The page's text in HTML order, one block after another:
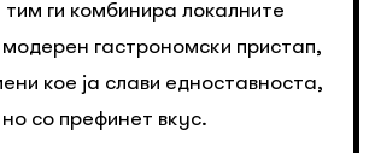
ги комбинира локалните
модерен гастрономски пристап,
кое ја слави едноставноста,
но со префинет вкус.